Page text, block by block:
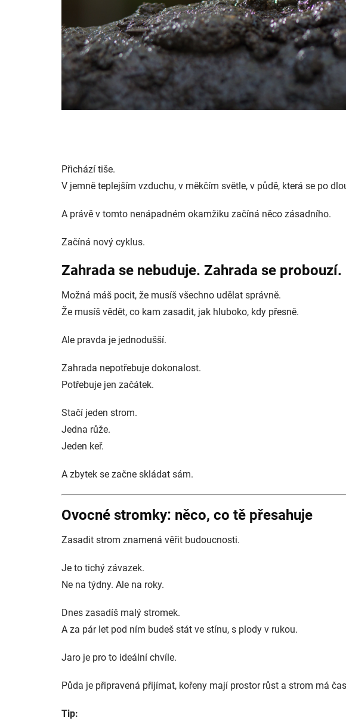
Přichází tiše.
V jemně teplejším vzduchu, v měkčím světle, v půdě, která se po
A právě v tomto nenápadném okamžiku začíná něco zásadního.
Začíná nový cyklus.
Zahrada se nebuduje. Zahrada se probouzí.
Možná máš pocit, že musíš všechno udělat správně.
Že musíš vědět, co kam zasadit, jak hluboko, kdy přesně.
Ale pravda je jednodušší.
Zahrada nepotřebuje dokonalost.
Potřebuje jen začátek.
Stačí jeden strom.
Jedna růže.
Jeden keř.
A zbytek se začne skládat sám.
Ovocné stromky: něco, co tě přesahuje
Zasadit strom znamená věřit budoucnosti.
Je to tichý závazek.
Ne na týdny. Ale na roky.
Dnes zasadíš malý stromek.
A za pár let pod ním budeš stát ve stínu, s plody v rukou.
Jaro je pro to ideální chvíle.
Půda je připravená přijímat, kořeny mají prostor růst a strom má
Tip: